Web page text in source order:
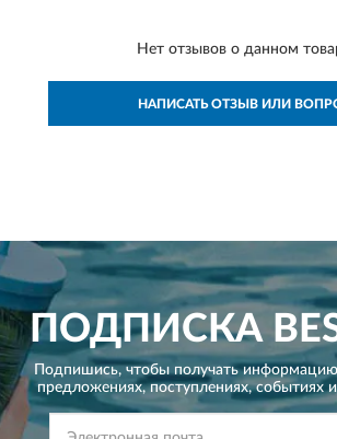
Нет отзывов о данном
НАПИСАТЬ ОТЗЫВ ИЛИ
ПОДПИСКА
Подпишись, чтобы получать
предложениях,поступлениях, событиях